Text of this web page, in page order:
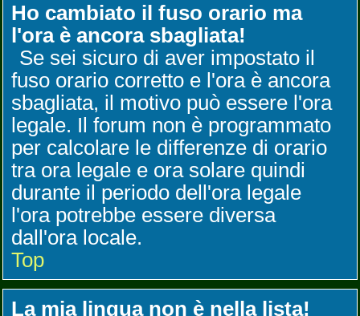
Ho cambiato il fuso orario ma
l'ora è ancora sbagliata!
Se sei sicuro di aver impostato il
fuso orario corretto e l'ora è ancora
sbagliata, il motivo può essere l'ora
legale. Il forum non è programmato
per calcolare le differenze di orario
tra ora legale e ora solare quindi
durante il periodo dell'ora legale
l'ora potrebbe essere diversa
dall'ora locale.
Top
La mia lingua non è nella lista!